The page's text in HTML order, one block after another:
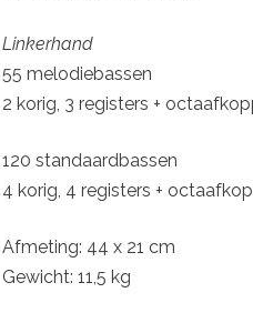
Linkerhand
55 melodiebassen
2 korig, 3 registers +
120 standaardbassen
4 korig, 4 registers +
Afmeting: 44 x 21 cm
Gewicht: 11,5 kg